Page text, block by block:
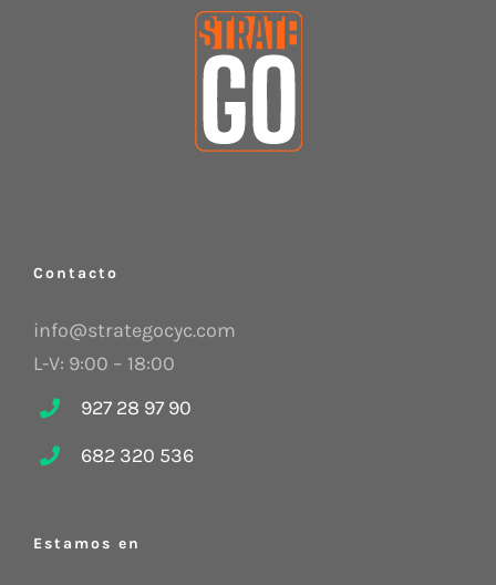
Contacto
info@strategocyc.com
L-V: 9:00 – 18:00
927 28 97 90
682 320 536
Estamos en